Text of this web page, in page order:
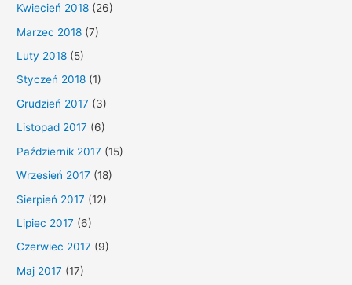
Kwiecień 2018 (26)
Marzec 2018 (7)
Luty 2018 (5)
Styczeń 2018 (1)
Grudzień 2017 (3)
Listopad 2017 (6)
Październik 2017 (15)
Wrzesień 2017 (18)
Sierpień 2017 (12)
Lipiec 2017 (6)
Czerwiec 2017 (9)
Maj 2017 (17)